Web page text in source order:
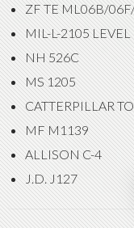
ZF TE ML06B/
MIL-L-2105 LEVEL
NH 526C
MS 1205
CATTERPILLAR
MF M1139
ALLISON C-4
J.D. J127